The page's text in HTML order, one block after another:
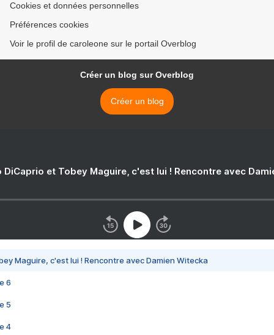
Cookies et données personnelles
Préférences cookies
Voir le profil de caroleone sur le portail Overblog
Créer un blog sur Overblog
Créer un blog
DiCaprio et Tobey Maguire, c'est lui ! Rencontre avec
Maguire, c'est lui ! Rencontre avec Damien Witecka
6
5
4